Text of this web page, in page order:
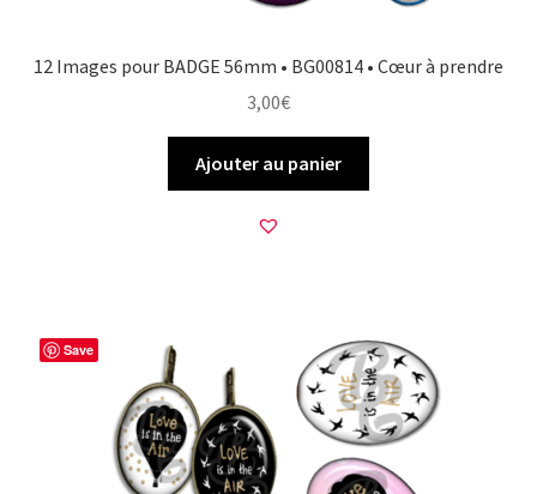
12 Images pour BADGE 56mm • BG00814 • Cœur à prendre
3,00€
Ajouter au panier
Save